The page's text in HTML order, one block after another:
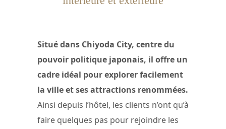
Situé dans Chiyoda City, centre du
pouvoir politique japonais, il offre un
cadre idéal pour explorer facilement
la ville et ses attractions renommées.
Ainsi depuis l’hôtel, les clients n’ont qu’à
faire quelques pas pour rejoindre les